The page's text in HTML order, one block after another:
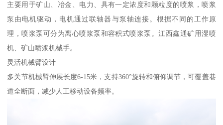
主要用于矿山、冶金、电力、具有一定浓度和颗粒度的喷浆，喷浆
泵由电机驱动，电机通过联轴器与泵轴连接。根据不同的工作原
理，喷浆泵可分为离心喷浆泵和容积式喷浆泵。江西鑫通矿用湿喷
机、矿山喷浆机械手。
灵活机械臂设计
多关节机械臂伸展长度6-15米，支持360°旋转和俯仰调节，可覆盖巷
道全断面，减少人工移动设备频率。